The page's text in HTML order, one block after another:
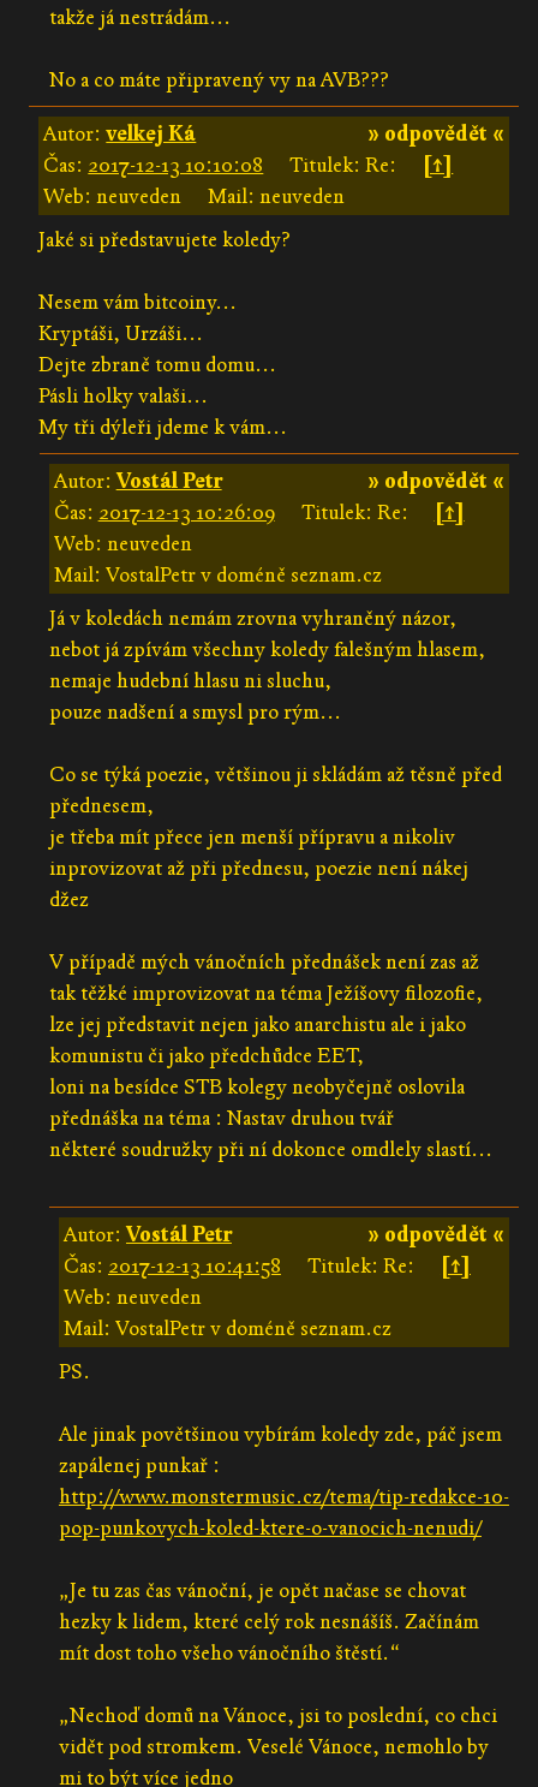
takže já nestrádám...
No a co máte připravený vy na AVB???
» odpovědět «
Autor:velkej Ká
Čas: 2017-12-13 10:10:08 Titulek: Re:
[↑]
Web: neuveden
Mail: neuveden
Jaké si představujete koledy?
Nesem vám bitcoiny...
Kryptáši, Urzáši...
Dejte zbraně tomu domu...
Pásli holky valaši...
My tři dýleři jdeme k vám...
» odpovědět «
Autor:Vostál Petr
Čas: 2017-12-13 10:26:09 Titulek: Re:
[↑]
Web: neuveden
Mail: VostalPetr v doméně seznam.cz
Já v koledách nemám zrovna vyhraněný názor,
nebot já zpívám všechny koledy falešným hlasem,
nemaje hudební hlasu ni sluchu,
pouze nadšení a smysl pro rým...
Co se týká poezie, většinou ji skládám až těsně před
přednesem,
je třeba mít přece jen menší přípravu a nikoliv
inprovizovat až při přednesu, poezie není nákej
džez
V případě mých vánočních přednášek není zas až
tak těžké improvizovat na téma Ježíšovy filozofie,
lze jej představit nejen jako anarchistu ale i jako
komunistu či jako předchůdce EET,
loni na besídce STB kolegy neobyčejně oslovila
přednáška na téma : Nastav druhou tvář
některé soudružky při ní dokonce omdlely slastí...
» odpovědět «
Autor:Vostál Petr
Čas: 2017-12-13 10:41:58 Titulek: Re:
[↑]
Web: neuveden
Mail: VostalPetr v doméně seznam.cz
PS.
Ale jinak povětšinou vybírám koledy zde, páč jsem
zapálenej punkař :
http://www.monstermusic.cz/tema/tip-redakce-10-
pop-punkovych-koled-ktere-o-vanocich-nenudi/
„Je tu zas čas vánoční, je opět načase se chovat
hezky k lidem, které celý rok nesnášíš. Začínám
mít dost toho všeho vánočního štěstí.“
„Nechoď domů na Vánoce, jsi to poslední, co chci
vidět pod stromkem. Veselé Vánoce, nemohlo by
mi to být více jedno